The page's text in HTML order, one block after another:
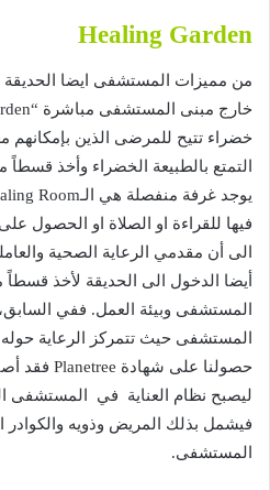
Healing Garden
من مميزات المستشفى ايضا الحديقة
خارج مبنى المستشفى مباشرة “Healing Garden”
خضراء تتيح للمرضى الذين بإمكانهم
التمتع بالطبيعة الخضراء وأخذ قسطاً
يوجد غرفة منفصلة هي الـRoom
فيها للقراءة او الصلاة او الحصول على
الى
أن مقدمي الرعاية الصحية
أيضا
الدخول الى الحديقة لأخذ قسطاً
المستشفى وبيئة العمل. ففي السابق،
المستشفى حيث تتمركز الرعاية حوله
حصولنا على شهادة فقد
ليصبح نظام العناية في المستشفى
فيشمل بذلك المريض وذويه والكوادر
المستشفى.